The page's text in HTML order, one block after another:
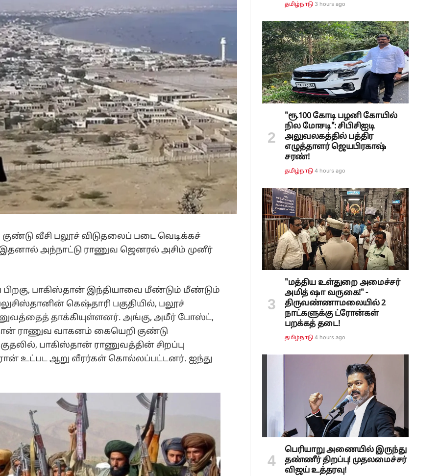
வீசி பலூச் விடுதலைப் படை வெடிக்கச்
அந்நாட்டு ராணுவ ஜெனரல் அசிம் முனீர்
பாகிஸ்தான் இந்தியாவை மீண்டும் மீண்டும்
கெஷ்தாரி பகுதியில், பலூச்
தாக்கியுள்ளனர். அங்கு, அமீர் போஸ்ட்,
ராணுவ வாகனம் கையெறி குண்டு
பாகிஸ்தான் ராணுவத்தின் சிறப்பு
உட்பட ஆறு வீரர்கள் கொல்லப்பட்டனர். ஐந்து
தமிழ்நாடு 3 hours ago
"ரூ.100 கோடி பழனி கோயில்
நில மோசடி": சிபிசிஐடி
அலுவலகத்தில் பத்திர
எழுத்தாளர் ஜெயபிரகாஷ்
சரண்!
தமிழ்நாடு 4 hours ago
"மத்திய உள்துறை அமைச்சர்
அமித் ஷா வருகை!" -
திருவண்ணாமலையில் 2
நாட்களுக்கு ட்ரோன்கள்
பறக்கத் தடை!
தமிழ்நாடு 4 hours ago
பெரியாறு அணையில் இருந்து
தண்ணீர் திறப்பு! முதலமைச்சர்
விஜய் உத்தரவு!